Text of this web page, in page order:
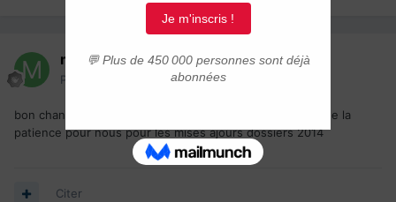
mouhbeni
Posté(e) 7 novembre 2016
bon chance pour les personnes qui passe l entrevu est de la
patience pour nous pour les mises ajours dossiers 2014
Citer